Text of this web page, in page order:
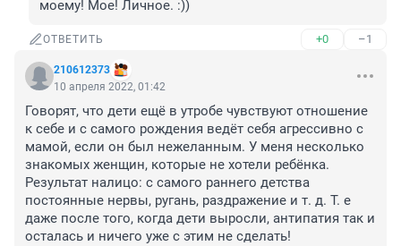
моему! Мое! Личное. :))
ОТВЕТИТЬ +0 –1
210612373
10 апреля 2022, 01:42
Говорят, что дети ещё в утробе чувствуют отношение
к себе и с самого рождения ведёт себя агрессивно с
мамой, если он был нежеланным. У меня несколько
знакомых женщин, которые не хотели ребёнка.
Результат налицо: с самого раннего детства
постоянные нервы, ругань, раздражение и т. д. Т. е
даже после того, когда дети выросли, антипатия так и
осталась и ничего уже с этим не сделать!